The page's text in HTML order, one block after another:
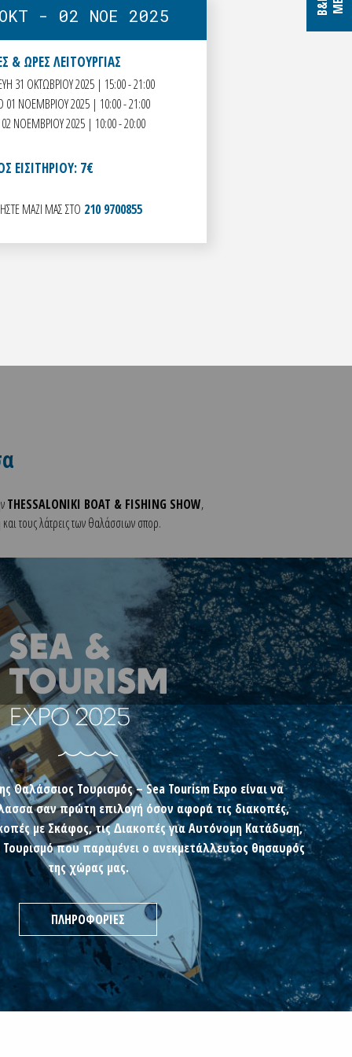
- 02 NOE 2025
& ΩΡΕΣ ΛΕΙΤΟΥΡΓΙΑΣ
31 ΟΚΤΩΒΡΙΟΥ 2025 | 15:00 - 21:00
01 ΝΟΕΜΒΡΙΟΥ 2025 | 10:00 - 21:00
02 ΝΟΕΜΒΡΙΟΥ 2025 | 10:00 - 20:00
ΕΙΣΙΤΗΡΙΟΥ: 7€
ΜΑΖΙ ΜΑΣ ΣΤΟ 210 9700855
THESSALONIKI BOAT & FISHING SHOW,
τους λάτρεις των θαλάσσιων σπορ.
Θαλάσσιος Τουρισµός – Sea Tourism Expo είναι να
σαν πρώτη επιλογή όσον αφορά τις διακοπές,
µε Σκάφος, τις ∆ιακοπές για Αυτόνοµη Κατάδυση,
Τουρισµό που παραµένει ο ανεκµετάλλευτος θησαυρός
της χώρας µας.
ΠΛΗΡΟΦΟΡΙΕΣ